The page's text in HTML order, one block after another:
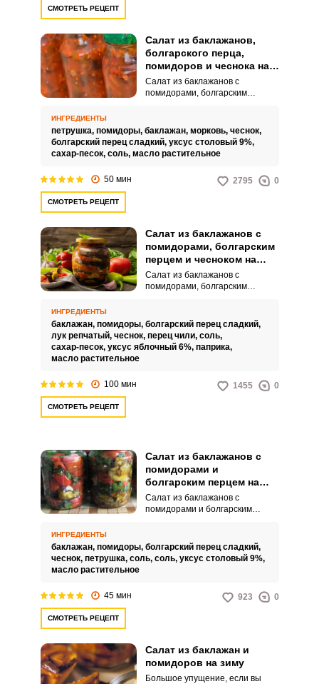
СМОТРЕТЬ РЕЦЕПТ
Салат из баклажанов,
болгарского перца,
помидоров и чеснока на
зиму
Салат из баклажанов с
помидорами, болгарским
салате гармонично сочетаются
кисло-сладкие баклажаны,
сочные помидоры и хрустящий
ИНГРЕДИЕНТЫ
петрушка, помидоры, баклажан, морковь, чеснок,
болгарский перец сладкий, уксус столовый 9%,
сахар-песок, соль, масло растительное
50 мин 2795 0
СМОТРЕТЬ РЕЦЕПТ
Салат из баклажанов с
помидорами, болгарским
перцем и чесноком на
зиму
Салат из баклажанов с
помидорами, болгарским
интересное по вкусу угощение
для вашего домашнего меню.
Заготовленный аппетитный
ИНГРЕДИЕНТЫ
баклажан, помидоры, болгарский перец сладкий,
лук репчатый, чеснок, перец чили, соль,
сахар-песок, уксус яблочный 6%, паприка,
масло растительное
100 мин 1455 0
СМОТРЕТЬ РЕЦЕПТ
Салат из баклажанов с
помидорами и
болгарским перцем на
зиму
Салат из баклажанов с
помидорами и болгарским
который можно приготовить
всего за несколько минут. Этот
не отняв у вас много времени и
ИНГРЕДИЕНТЫ
баклажан, помидоры, болгарский перец сладкий,
чеснок, петрушка, соль, соль, уксус столовый 9%,
масло растительное
45 мин 923 0
СМОТРЕТЬ РЕЦЕПТ
Салат из баклажан и
помидоров на зиму
Большое упущение, если вы